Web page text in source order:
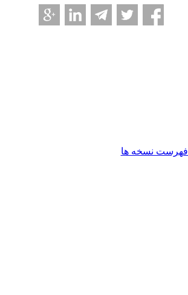
نسخه ها